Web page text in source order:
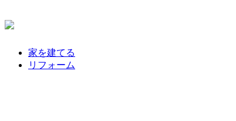
家を建てる
リフォーム